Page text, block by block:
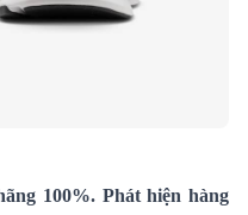
100%. Phát hiện hàng